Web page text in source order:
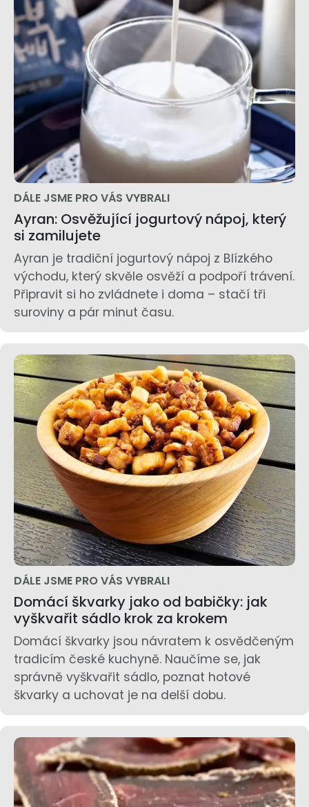
DÁLE JSME PRO VÁS VYBRALI
Ayran: Osvěžující jogurtový nápoj, který
si zamilujete
Ayran je tradiční jogurtový nápoj z Blízkého
východu, který skvěle osvěží a podpoří trávení.
Připravit si ho zvládnete i doma – stačí tři
suroviny a pár minut času.
DÁLE JSME PRO VÁS VYBRALI
Domácí škvarky jako od babičky: jak
vyškvařit sádlo krok za krokem
Domácí škvarky jsou návratem k osvědčeným
tradicím české kuchyně. Naučíme se, jak
správně vyškvařit sádlo, poznat hotové
škvarky a uchovat je na delší dobu.